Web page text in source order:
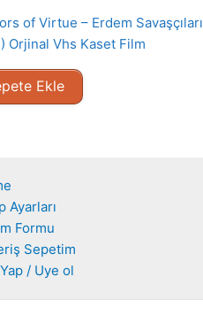
of Virtue – Erdem Savaşçıları
Orjinal Vhs Kaset Film
Ekle
Ayarları
Formu
Sepetim
/ Uye ol